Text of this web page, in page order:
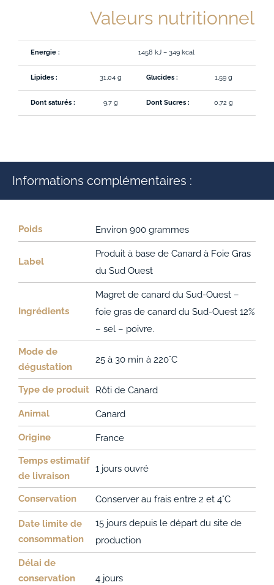
Valeurs
Energie : 1458 kJ – 349 kcal
Lipides : 31,04 g Glucides : 1,59 g
Dont saturés : 9,7 g Dont Sucres : 0,72 g
Informations complémentaires :
Poids Environ 900 grammes
Label
Produit à base de Canard à Foie Gras
du Sud Ouest
Ingrédients
Magret de canard du Sud-Ouest –
foie gras de canard du Sud-Ouest 12%
– sel – poivre.
Mode de
dégustation
25 à 30 min à 220°C
Type de produit Rôti de Canard
Animal Canard
Origine France
Temps estimatif
de livraison
1 jours ouvré
Conservation Conserver au frais entre 2 et 4°C
Date limite de
consommation
15 jours depuis le départ du site de
production
Délai de
conservation
4 jours